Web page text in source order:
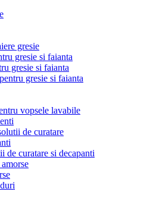
gresie
gresie si faianta
gresie si faianta
gresie si faianta
vopsele lavabile
de curatare
de curatare si decapanti